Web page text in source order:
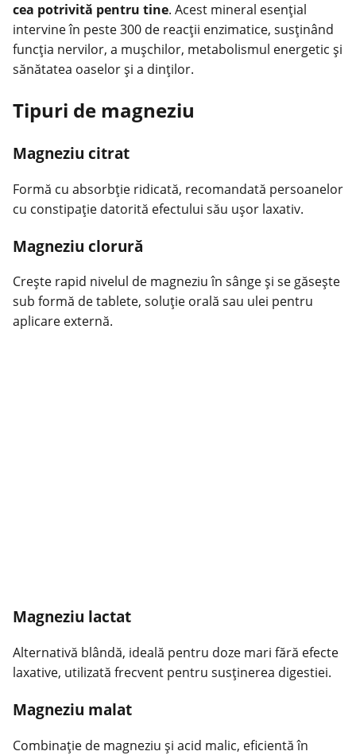
cea potrivită pentru tine. Acest mineral esențial
intervine în peste 300 de reacții enzimatice, susținând
funcția nervilor, a mușchilor, metabolismul energetic și
sănătatea oaselor și a dinților.
Tipuri de magneziu
Magneziu citrat
Formă cu absorbție ridicată, recomandată persoanelor
cu constipație datorită efectului său ușor laxativ.
Magneziu clorură
Crește rapid nivelul de magneziuîn sânge și se găsește
sub formă de tablete, soluție orală sau ulei pentru
aplicare externă.
Magneziu lactat
Alternativă blândă, ideală pentru doze mari fără efecte
laxative, utilizată frecvent pentru susținerea digestiei.
Magneziu malat
Combinație de magneziu și acid malic, eficientă în